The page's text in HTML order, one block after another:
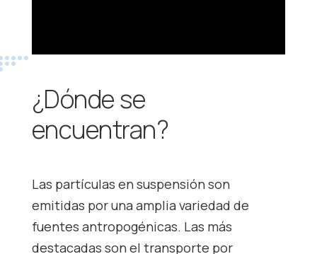
¿Dónde se
encuentran?
Las partículas en suspensión son
emitidas por una amplia variedad de
fuentes antropogénicas. Las más
destacadas son el transporte por